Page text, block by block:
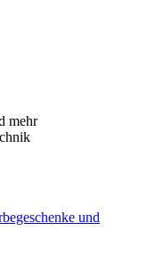
mehr
und